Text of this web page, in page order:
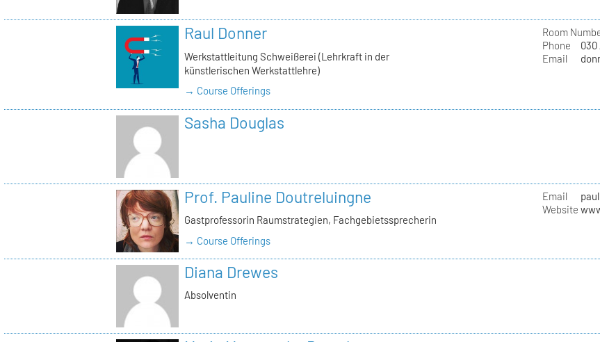
Raul Donner
Werkstattleitung Schweißerei (Lehrkraft in der
künstlerischen Werkstattlehre)
→ Course Offerings
Room
Phone
030
Email
Sasha Douglas
Prof. Pauline Doutreluingne
Gastprofessorin Raumstrategien, Fachgebietssprecherin
→ Course Offerings
Email
Website
Diana Drewes
Absolventin